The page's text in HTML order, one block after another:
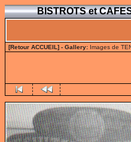
BISTROTS et
[Retour ACCUEIL] - Gallery: Images de